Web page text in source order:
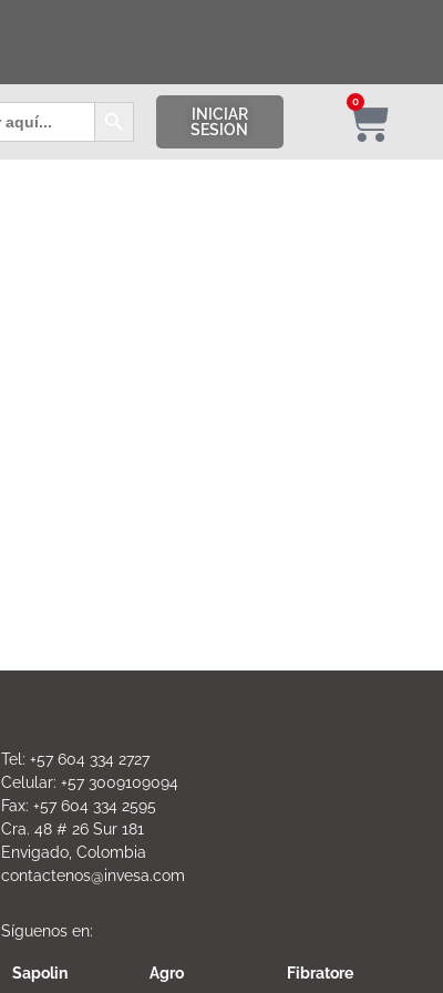
Botón de búsqueda
INICIAR
SESION
0
Tel: +57 604 334 2727
Celular: +57 3009109094
Fax: +57 604 334 2595
Cra. 48 # 26 Sur 181
Envigado, Colombia
contactenos@invesa.com
Síguenos en:
Sapolin Agro Fibratore